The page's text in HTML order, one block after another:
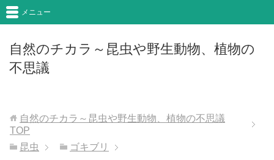
自然のチカラ～昆虫や野生動物、植物の
不思議
メニュー
自然のチカラ～昆虫や野生動物、植物の不思議
TOP
昆虫
ゴキブリ